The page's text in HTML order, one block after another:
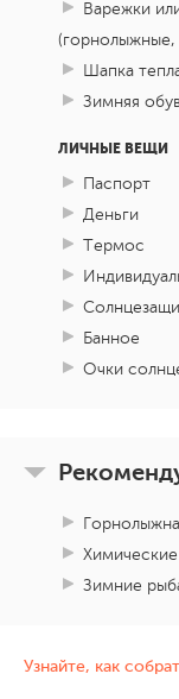
Варежки
(горнолыжные,
Шапка
Зимняя
ЛИЧНЫЕ ВЕЩИ
Паспорт
Деньги
Термос
Банное
Очки
Химические
Зимние
Узнайте, как